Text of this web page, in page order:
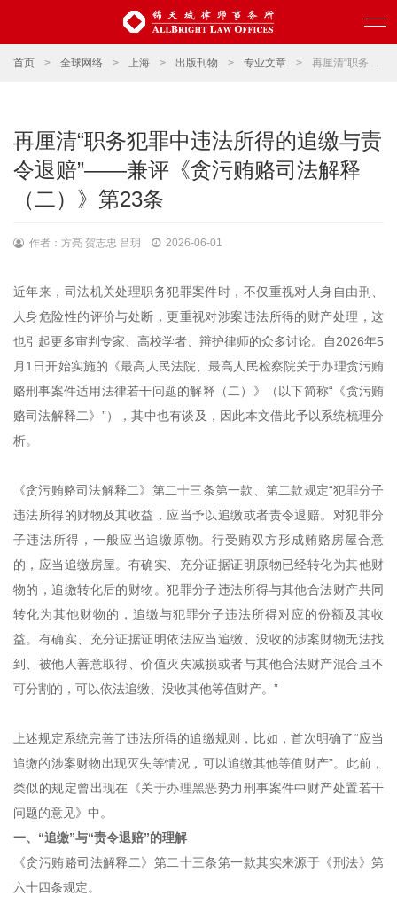
首页 > 全球网络 > 上海 > 出版刊物 > 专业文章 > 再厘清“职务犯罪中违法所得的追缴与责令退赔”——兼评《贪污贿赂司法解释（二）》第23条
再厘清“职务犯罪中违法所得的追缴与责
令退赔”——兼评《贪污贿赂司法解释
（二）》第23条
作者：方亮 贺志忠 吕玥 2026-06-01
近年来，司法机关处理职务犯罪案件时，不仅重视对人身自由刑、
人身危险性的评价与处断，更重视对涉案违法所得的财产处理，这
也引起更多审判专家、高校学者、辩护律师的众多讨论。自2026年5
月1日开始实施的《最高人民法院、最高人民检察院关于办理贪污贿
赂刑事案件适用法律若干问题的解释（二）》（以下简称“《贪污贿
赂司法解释二》”），其中也有谈及，因此本文借此予以系统梳理分
析。
《贪污贿赂司法解释二》第二十三条第一款、第二款规定“犯罪分子
违法所得的财物及其收益，应当予以追缴或者责令退赔。对犯罪分
子违法所得，一般应当追缴原物。行受贿双方形成贿赂房屋合意
的，应当追缴房屋。有确实、充分证据证明原物已经转化为其他财
物的，追缴转化后的财物。犯罪分子违法所得与其他合法财产共同
转化为其他财物的，追缴与犯罪分子违法所得对应的份额及其收
益。 有确实、充分证据证明依法应当追缴、没收的涉案财物无法找
到、被他人善意取得、价值灭失减损或者与其他合法财产混合且不
可分割的，可以依法追缴、没收其他等值财产。 ”
上述规定系统完善了违法所得的追缴规则，比如，首次明确了“应当
追缴的涉案财物出现灭失等情况，可以追缴其他等值财产”。此前，
类似的规定曾出现在《关于办理黑恶势力刑事案件中财产处置若干
问题的意见》中。
一、“追缴”与“责令退赔”的理解
《贪污贿赂司法解释二》第二十三条第一款其实来源于《刑法》第
六十四条规定。